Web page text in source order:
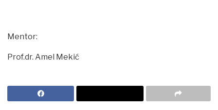
Mentor:
Prof.dr. Amel Mekić